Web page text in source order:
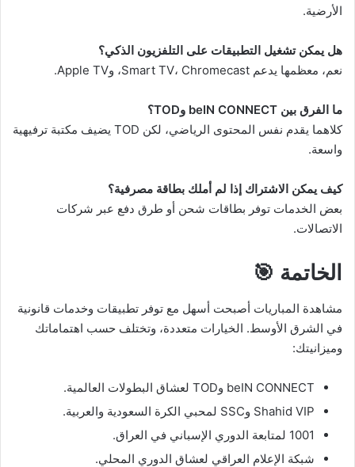
الأرضية.
هل يمكن تشغيل التطبيقات على التلفزيون الذكي؟
نعم، معظمها يدعم Smart TV، Chromecast، وApple TV.
ما الفرق بين beIN CONNECT وTOD؟
كلاهما يقدم نفس المحتوى الرياضي، لكن TOD يضيف مكتبة ترفيهية
واسعة.
كيف يمكن الاشتراك إذا لم أملك بطاقة مصرفية؟
بعض الخدمات توفر بطاقات شحن أو طرق دفع عبر شركات
الاتصالات.
الخاتمة 🎯
مشاهدة المباريات أصبحت أسهل مع توفر تطبيقات وخدمات قانونية
في الشرق الأوسط. الخيارات متعددة، وتختلف حسب اهتماماتك
وميزانيتك:
beIN CONNECT وTOD لعشاق البطولات العالمية.
Shahid VIP وSSC لمحبي الكرة السعودية والعربية.
1001 لمتابعة الدوري الإسباني في العراق.
شبكة الإعلام العراقي لعشاق الدوري المحلي.